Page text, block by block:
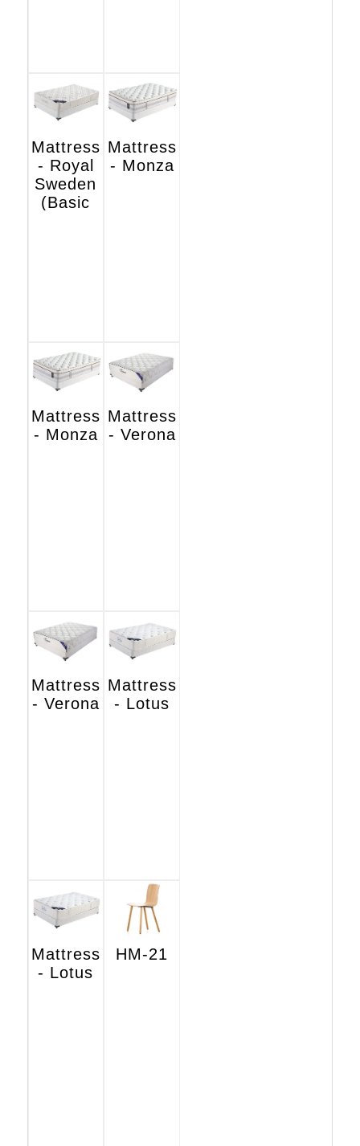
Mattress
- Royal
Sweden
(Basic
Mattress
- Monza
Mattress
- Monza
Mattress
- Verona
Mattress
- Verona
Mattress
- Lotus
Mattress
- Lotus
HM-21